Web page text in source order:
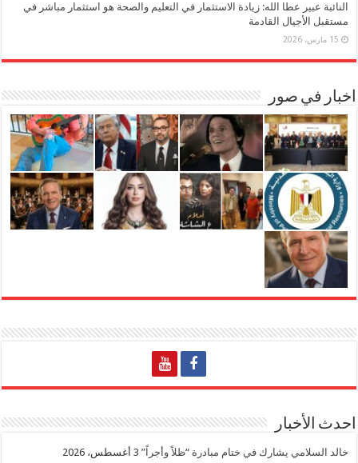
النائبة عبير عطا الله: زيادة الاستثمار في التعليم والصحة هو استثمار مباشر في
مستقبل الأجيال القادمة
15 مارس، 2026
اخبار في صور
احدث الأخبار
خالد السلامي يشارك في ختام مبادرة “ظلاً وأجراً” 3 أغسطس، 2026